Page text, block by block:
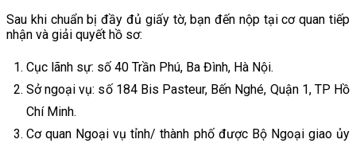
Sau khi chuẩn bị đầy đủ giấy tờ, bạn đến nộp tại cơ quan tiếp
nhận và giải quyết hồ sơ:
Cục lãnh sự: số 40 Trần Phú, Ba Đình, Hà Nội.
Sở ngoại vụ: số 184 Bis Pasteur, Bến Nghé, Quận 1, TP Hồ
Chí Minh.
Cơ quan Ngoại vụ tỉnh/ thành phố được Bộ Ngoại giao ủy